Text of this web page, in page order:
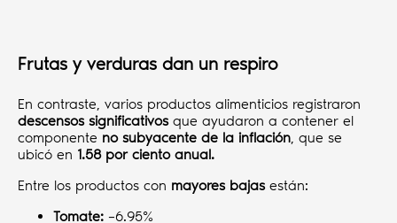
Frutas y verduras dan un respiro
En contraste, varios productos alimenticios registraron
descensos significativosque ayudaron a contener el
componente no subyacente de la inflación, que se
ubicó en 1.58 por ciento anual.
Entre los productos con mayores bajasestán:
Tomate: –6.95%